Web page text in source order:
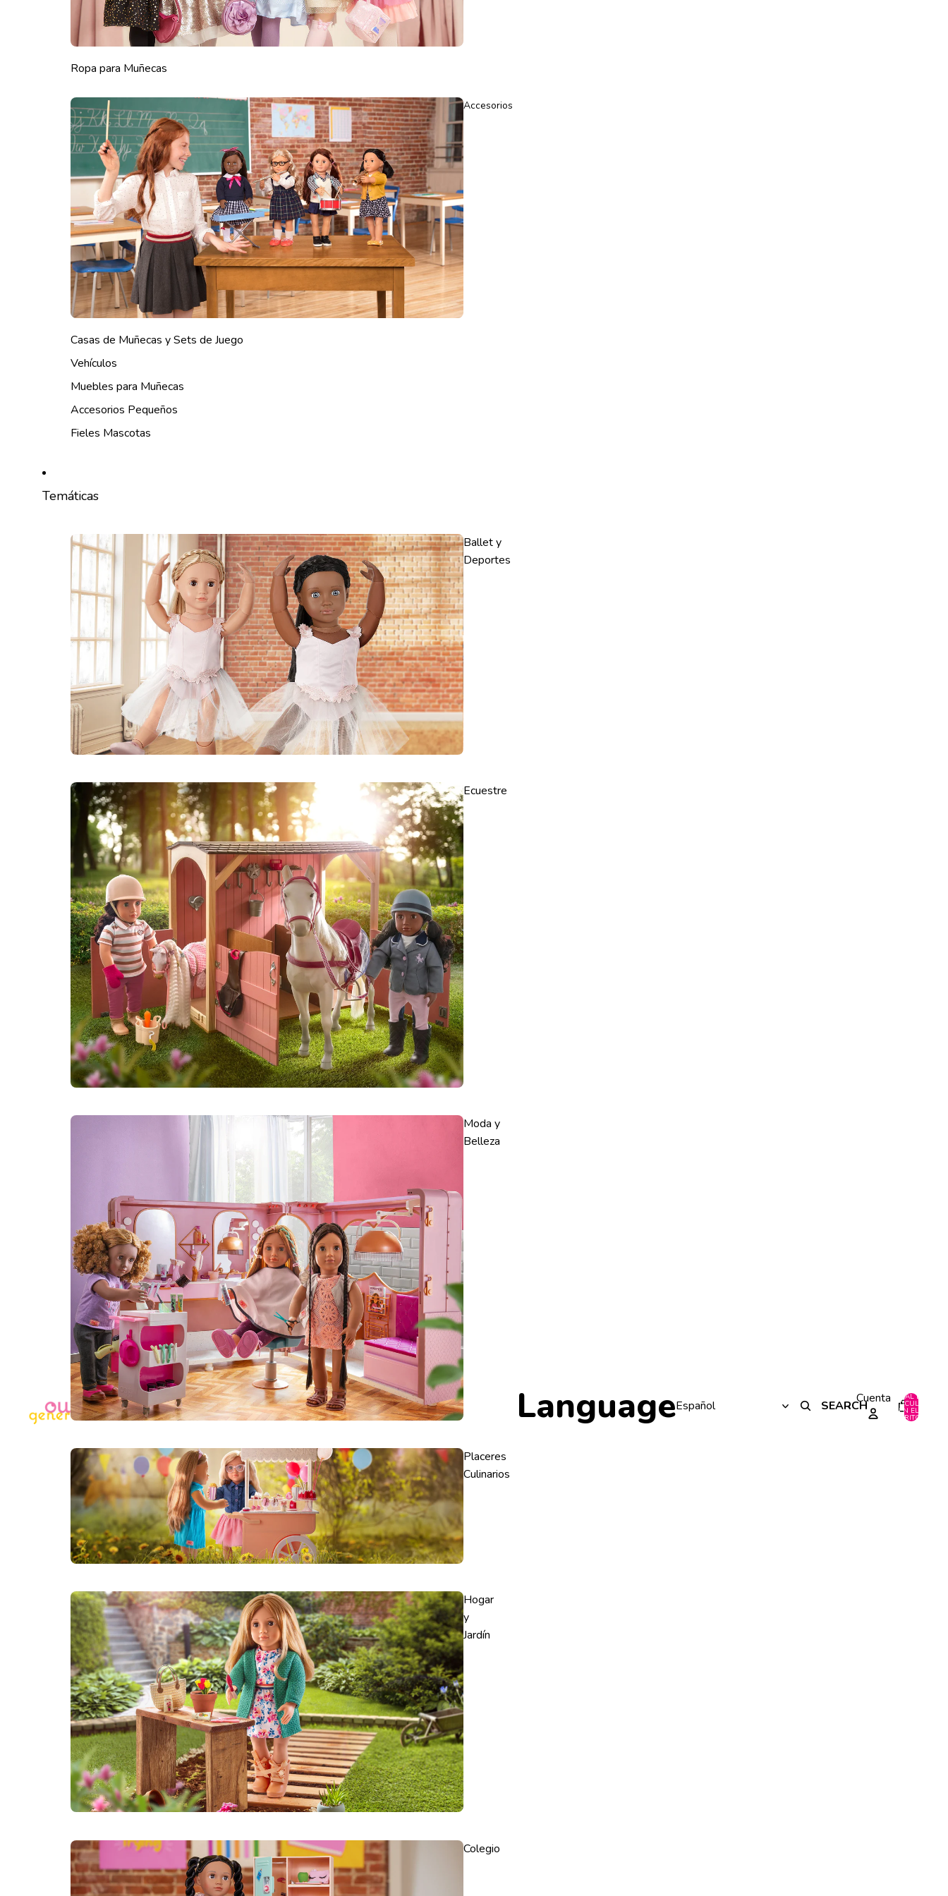
Ropa para Muñecas
Accesorios
Casas de Muñecas y Sets de Juego
Vehículos
Muebles para Muñecas
Accesorios Pequeños
Fieles Mascotas
Temáticas
Ballet y
Deportes
Ecuestre
Moda y
Belleza
Placeres
Culinarios
Hogar
y
Jardín
Colegio
Language SEARCHCuenta TOTAL DE
ARTÍCULOS
EN EL
CARRITO: 0